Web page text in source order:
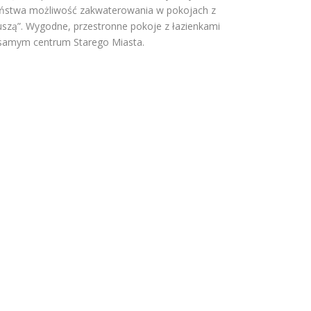
możliwość zakwaterowania w pokojach z
Wygodne, przestronne pokoje z łazienkami
centrum Starego Miasta.